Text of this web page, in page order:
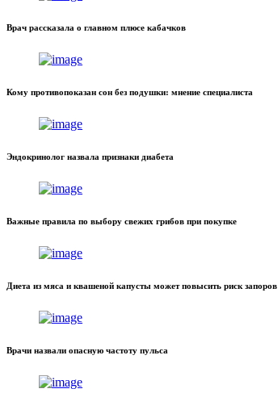
Врач рассказала о главном плюсе кабачков
Кому противопоказан сон без подушки: мнение специалиста
Эндокринолог назвала признаки диабета
Важные правила по выбору свежих грибов при покупке
Диета из мяса и квашеной капусты может повысить риск запоров
Врачи назвали опасную частоту пульса